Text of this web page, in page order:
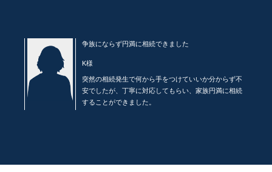
争族にならず円満に相続できました
K様
突然の相続発生で何から手をつけていいか分からず不
安でしたが、丁寧に対応してもらい、家族円満に相続
することができました。